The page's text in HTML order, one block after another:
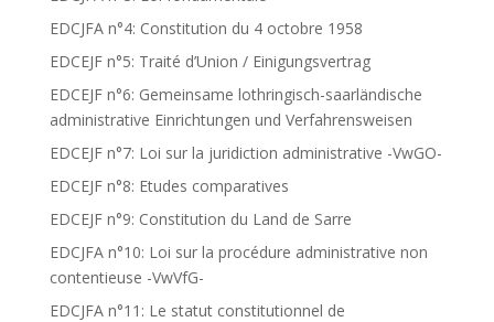
EDCJFA n°4: Constitution du 4 octobre 1958
EDCEJF n°5: Traité d’Union / Einigungsvertrag
EDCEJF n°6: Gemeinsame lothringisch-saarländische
administrative Einrichtungen und Verfahrensweisen
EDCEJF n°7: Loi sur la juridiction administrative -VwGO-
EDCEJF n°8: Etudes comparatives
EDCEJF n°9: Constitution du Land de Sarre
EDCJFA n°10: Loi sur la procédure administrative non
contentieuse -VwVfG-
EDCJFA n°11: Le statut constitutionnel de